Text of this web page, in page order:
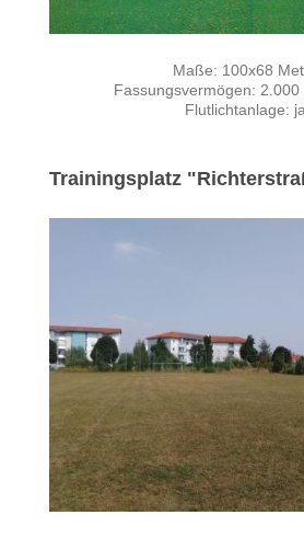
Maße: 100x68
Fassungsvermögen: 2.000
Flutlichtanlage: ja
Trainingsplatz